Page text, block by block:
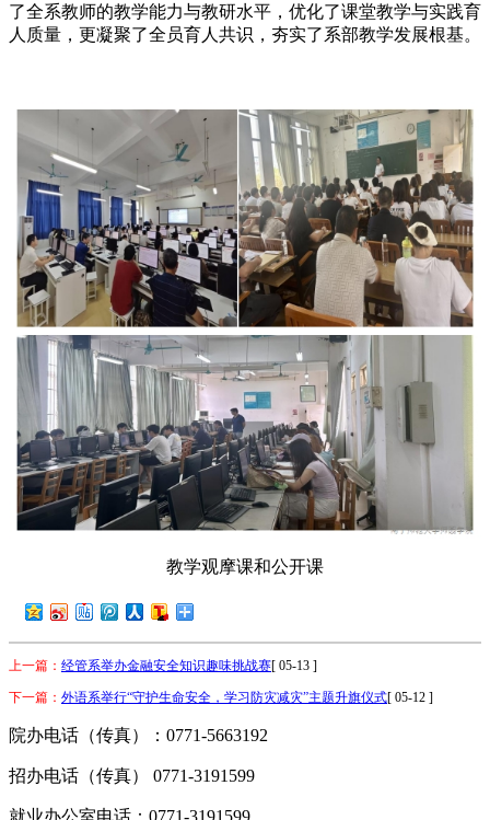
了全系教师的教学能力与教研水平，优化了课堂教学与实践育
人质量，更凝聚了全员育人共识，夯实了系部教学发展根基。
教学观摩课和公开课
上一篇： 经管系举办金融安全知识趣味挑战赛[ 05-13 ]
下一篇： 外语系举行“守护生命安全，学习防灾减灾”主题升旗仪式[ 05-12 ]
院办电话（传真）：0771-5663192
招办电话（传真） 0771-3191599